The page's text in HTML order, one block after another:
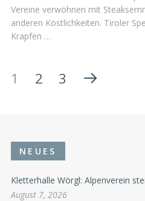
Vereine verwöhnen mit
anderen Köstlichkeiten. Tiroler
Krapfen …
1 2 3
NEUES
Kletterhalle Wörgl: Alpenverein
August 7, 2026